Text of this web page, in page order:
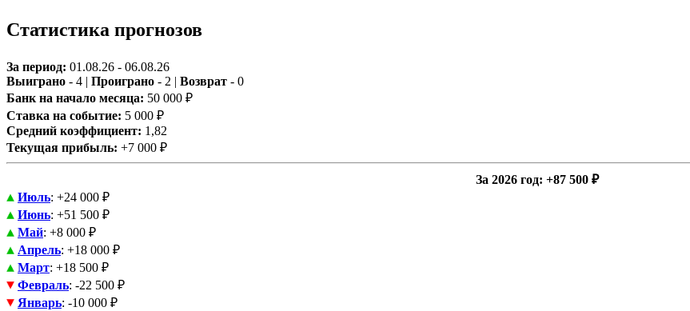
Статистика прогнозов
За период: 01.08.26 - 06.08.26
Выиграно - 4 | Проиграно - 2 | Возврат - 0
Банк на начало месяца: 50 000 ₽
Ставка на событие: 5 000 ₽
Средний коэффициент: 1,82
Текущая прибыль: +7 000 ₽
За 2026 год: +87 500 ₽
Июль: +24 000 ₽
Июнь: +51 500 ₽
Май: +8 000 ₽
Апрель: +18 000 ₽
Март: +18 500 ₽
Февраль: -22 500 ₽
Январь: -10 000 ₽